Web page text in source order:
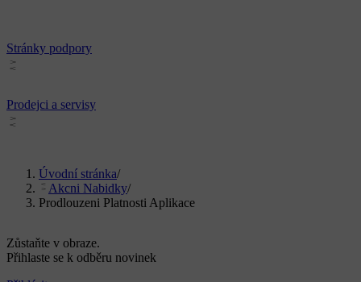
Stránky podpory
Prodejci a servisy
Úvodní stránka/
Akcni Nabidky/
Prodlouzeni Platnosti Aplikace